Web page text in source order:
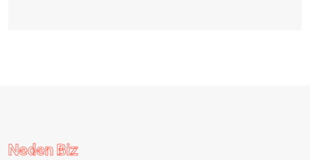
Neden Biz